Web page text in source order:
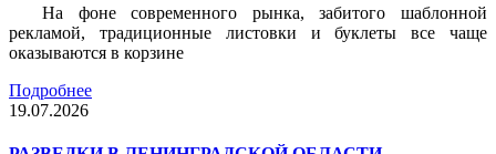
На фоне современного рынка, забитого шаблонной
рекламой, традиционные листовки и буклеты все чаще
оказываются в корзине
Подробнее
19.07.2026